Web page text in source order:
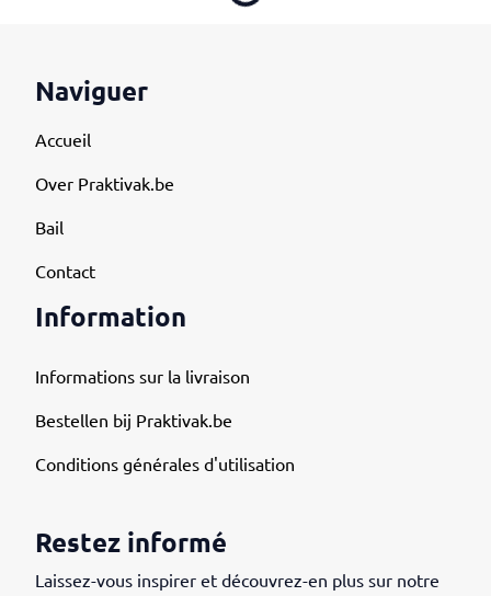
Naviguer
Accueil
Over Praktivak.be
Bail
Contact
Information
Informations sur la livraison
Bestellen bij Praktivak.be
Conditions générales d'utilisation
Restez informé
Laissez-vous inspirer et découvrez-en plus sur notre